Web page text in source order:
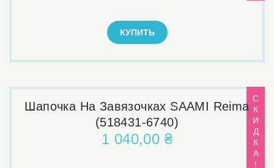
КУПИТЬ
С
К
И
Д
К
А
!
Шапочка На Завязочках SAAMI Reima
(518431-6740)
1 040,00 ₴